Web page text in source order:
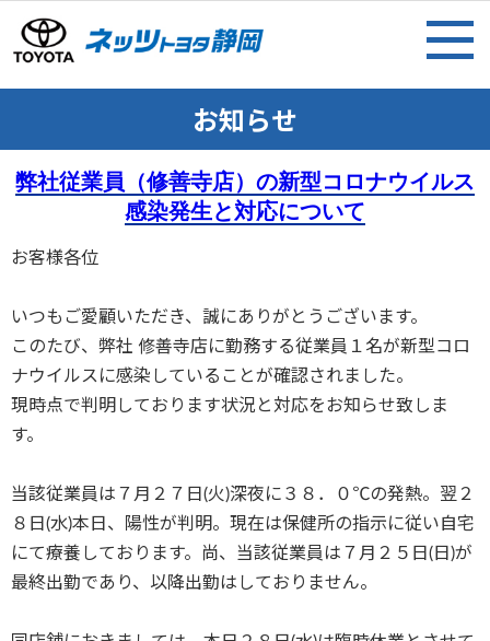
お知らせ
弊社従業員（修善寺店）の新型コロナウイルス
感染発生と対応について
お客様各位
いつもご愛顧いただき、誠にありがとうございます。
このたび、弊社 修善寺店に勤務する従業員１名が新型コロ
ナウイルスに感染していることが確認されました。
現時点で判明しております状況と対応をお知らせ致しま
す。
当該従業員は７月２７日 (火)深夜に３８．０℃の発熱。翌２
８日 (水)本日、陽性が判明。現在は保健所の指示に従い自宅
にて療養しております。尚、当該従業員は７月２５日 ( 日 )が
最終出勤であり、以降出勤はしておりません。